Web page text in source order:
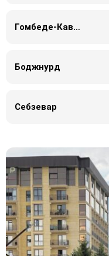
Гомбеде-Кавус
Боджнурд
Себзевар